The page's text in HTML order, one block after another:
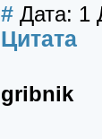
# Дата: 1
Цитата
gribnik